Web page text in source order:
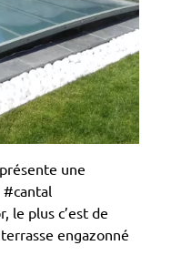
une
#cantal
le plus c’est de
engazonné